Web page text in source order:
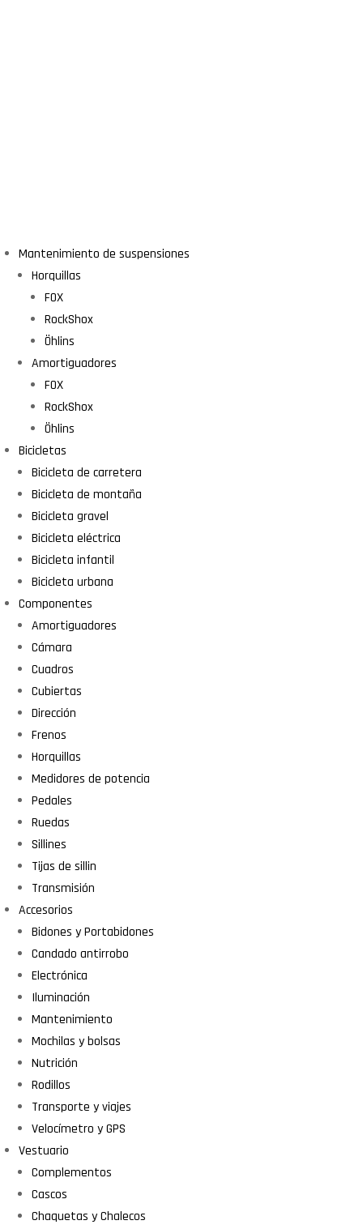
Mantenimiento de suspensiones
Horquillas
FOX
RockShox
Öhlins
Amortiguadores
FOX
RockShox
Öhlins
Bicicletas
Bicicleta de carretera
Bicicleta de montaña
Bicicleta gravel
Bicicleta eléctrica
Bicicleta infantil
Bicicleta urbana
Componentes
Amortiguadores
Cámara
Cuadros
Cubiertas
Dirección
Frenos
Horquillas
Medidores de potencia
Pedales
Ruedas
Sillines
Tijas de sillin
Transmisión
Accesorios
Bidones y Portabidones
Candado antirrobo
Electrónica
Iluminación
Mantenimiento
Mochilas y bolsas
Nutrición
Rodillos
Transporte y viajes
Velocímetro y GPS
Vestuario
Complementos
Cascos
Chaquetas y Chalecos